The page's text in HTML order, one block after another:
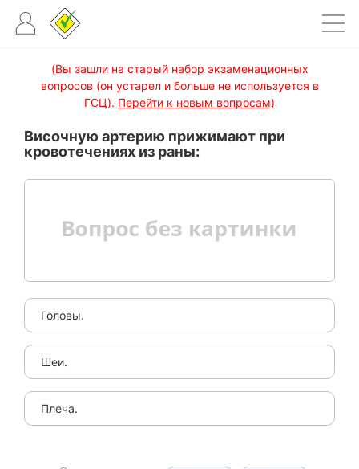
(Вы зашли на старый набор экзаменационных
вопросов (он устарел и больше не используется в
ГСЦ). Перейти к новым вопросам)
Височную артерию прижимают при
кровотечениях из раны:
Головы.
Шеи.
Плеча.